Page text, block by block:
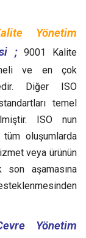
Yönetim
;9001 Kalite
ve en çok
Diğer ISO
temel
ISO nun
oluşumlarda
veya ürünün
son aşamasına
Yönetim